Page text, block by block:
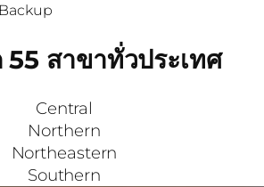
สาขาทั่วประเทศ
Central
Northern
Northeastern
Southern